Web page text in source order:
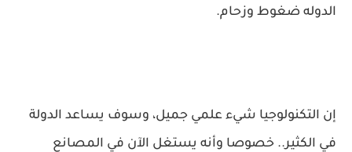
الدوله ضغوط وزحام.
إن التكنولوجيا شيء علمي جميل، وسوف يساعد الدولة
في الكثير.. خصوصا وأنه يستغل الآن في المصانع